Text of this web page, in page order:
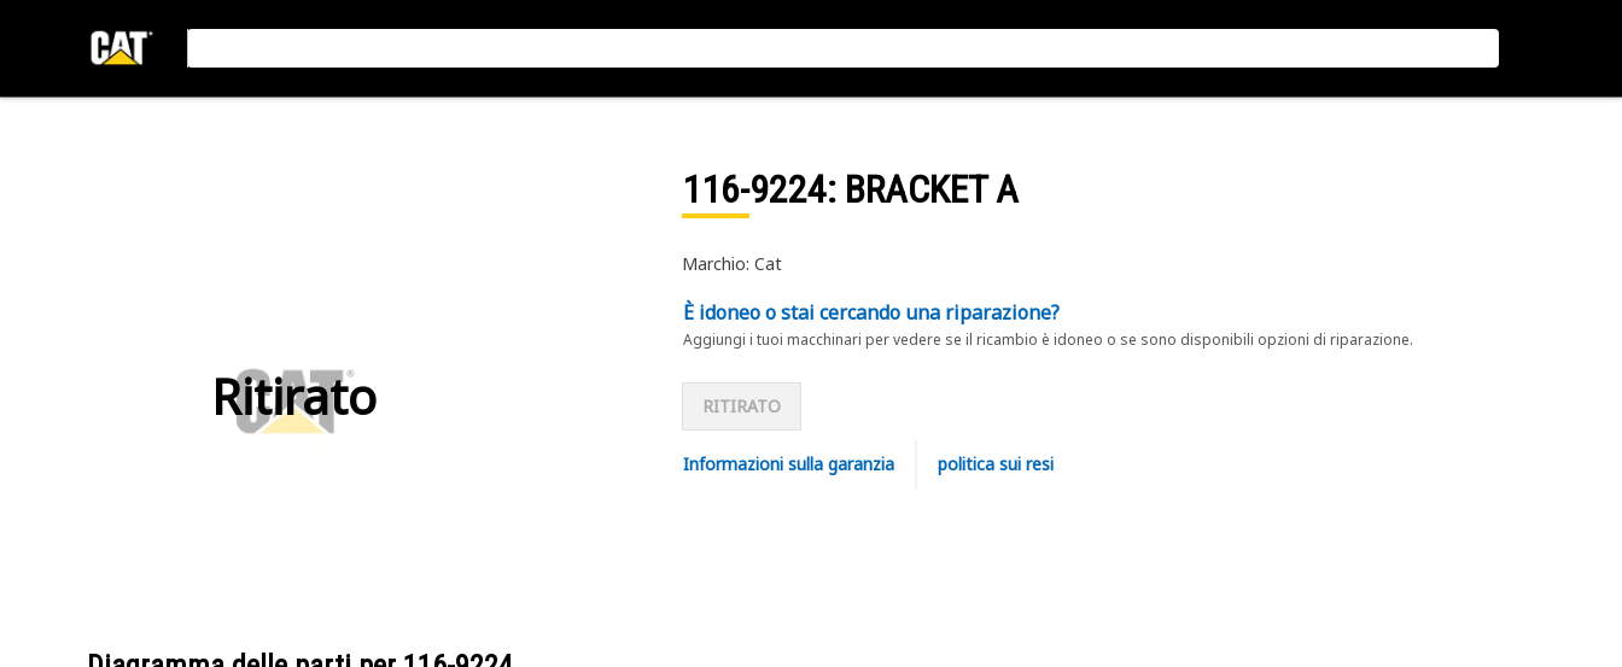
Ritirato
116-9224: BRACKET A
Marchio: Cat
È idoneo o stai cercando una riparazione?
Aggiungi i tuoi macchinari per vedere se il ricambio è idoneo o se sono disponibili opzioni di riparazione.
RITIRATO
Informazioni sulla garanzia politica sui resi